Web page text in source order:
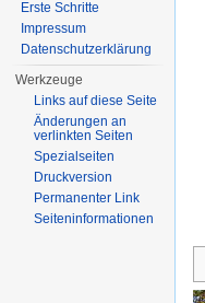
Erste Schritte
Impressum
Datenschutzerklärung
Werkzeuge
Links auf diese Seite
Änderungen an
verlinkten Seiten
Spezialseiten
Druckversion
Permanenter Link
Seiten­informationen